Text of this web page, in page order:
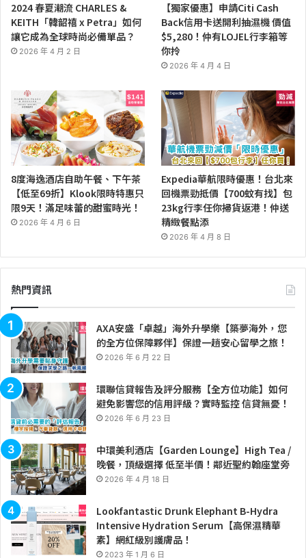
2024 春夏潮流 CHARLES &
KEITH「韓韶禧 x Petra」如何
讓它成為全球時尚必備單品？
2026 年 4 月 2 日
【獨家優惠】申請Citi Cash
Back信用卡送開利抽濕機 價值
$5,280！仲有LOJEL行李箱等
你拎
2026 年 4 月 4 日
8度海逸酒店自助午餐、下午茶
【低至69折】Klook限時特惠只
限9天！滿足味蕾的甜蜜時光！
2026 年 4 月 6 日
Expedia華航限時優惠！台北來
回機票勁抵價【700蚊有找】包
23kg行李任你掃貨返港！仲送
精緻餐點添
2026 年 4 月 8 日
熱門資訊
AXA安盛「卓越」海外升學樂【築夢海外，您
的全方位保障夥伴】保證一趟安心留學之旅！
2026 年 6 月 22 日
環聯信貸報告及評分服務【全方位功能】如何
避免影響您的信用評級？實時監控 信貸無憂！
2026 年 6 月 23 日
中環美利酒店【Garden Lounge】High Tea /
晚餐，頂級選擇 低至半價！鄰近聖約翰座堂旁
2026 年 4 月 18 日
Lookfantastic Drunk Elephant B-Hydra
Intensive Hydration Serum【高保濕精華
素】網紅級別護膚品！
2023 年 1 月 6 日